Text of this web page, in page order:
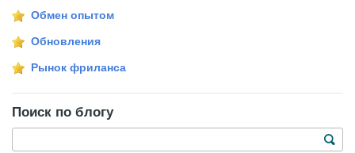
Обмен опытом
Обновления
Рынок фриланса
Поиск по блогу